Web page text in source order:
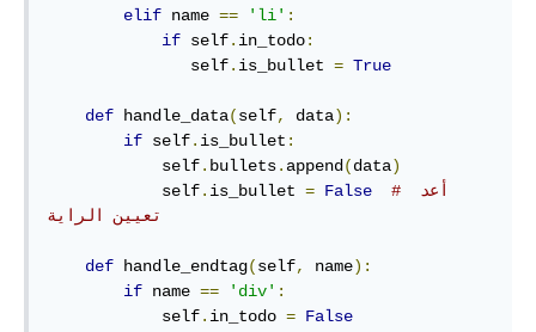
elif name == 'li' :
if self. in_todo:
               self
. is_bullet = True
def handle_data(self, data):
if self. is_bullet :
            self
. bullets. append(data)
            self
. is_bullet = False
# أعد
تعيين الراية
def handle_endtag(self, name):
if name == 'div' :
            self
. in_todo = False